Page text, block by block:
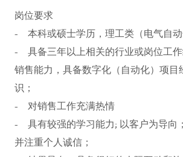
岗位要求
- 本科或硕士学历，理工类（电气自动
- 具备三年以上相关的行业或岗位工作
销售能力，具备数字化（自动化）项目
识；
- 对销售工作充满热情
- 具有较强的学习能力; 以客户为导向
并注重个人诚信；